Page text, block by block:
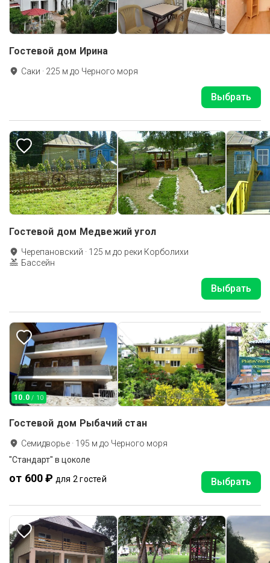
Гостевой дом Ирина
Саки · 225 м до Черного моря
Выбрать
Гостевой дом Медвежий угол
Черепановский · 125 м до реки Корболихи
Бассейн
Выбрать
10.0 / 10
Гостевой дом Рыбачий стан
Семидворье · 195 м до Черного моря
"Стандарт" в цоколе
от 600 ₽ для 2 гостей Выбрать